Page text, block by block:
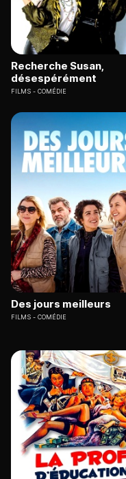
Recherche Susan,
désespérément
FILMS COMÉDIE
Des jours meilleurs
FILMS COMÉDIE